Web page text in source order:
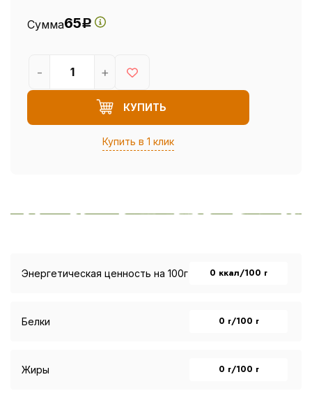
Сумма65Р
КУПИТЬ
Купить в 1 клик
- +
Энергетическая ценность на 100г 0 ккал/100 г
Белки 0 г/100 г
Жиры 0 г/100 г